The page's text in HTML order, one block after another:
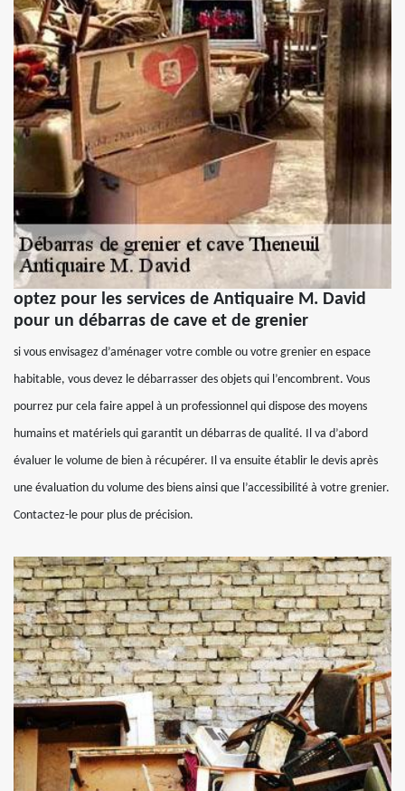
optez pour les services de Antiquaire M. David
pour un débarras de cave et de grenier
si vous envisagez d’aménager votre comble ou votre grenier en espace
habitable, vous devez le débarrasser des objets qui l’encombrent. Vous
pourrez pur cela faire appel à un professionnel qui dispose des moyens
humains et matériels qui garantit un débarras de qualité. Il va d’abord
évaluer le volume de bien à récupérer. Il va ensuite établir le devis après
une évaluation du volume des biens ainsi que l’accessibilité à votre grenier.
Contactez-le pour plus de précision.